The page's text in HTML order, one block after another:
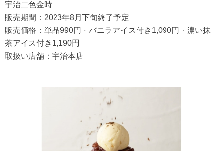
宇治二色金時
販売期間：2023年8月下旬終了予定
販売価格：単品990円・バニラアイス付き1,090円・濃い抹
茶アイス付き1,190円
取扱い店舗：宇治本店